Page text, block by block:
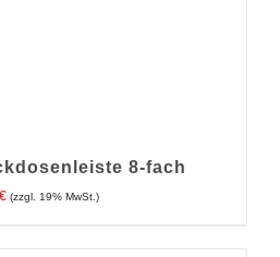
8-fach
€ (zzgl. 19% MwSt.)